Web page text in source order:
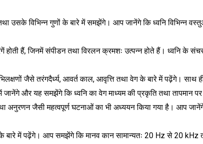
उसके विभिन्न गुणों के बारे में समझेंगे। आप जानेंगे कि ध्वनि विभिन्न
होती हैं, जिनमें संपीडन तथा विरलन क्रमशः उत्पन्न होते हैं। ध्वनि
जैसे तरंगदैर्ध्य, आवर्त काल, आवृत्ति तथा वेग के बारे में पढ़ेंगे। साथ
जानेंगे और यह समझेंगे कि ध्वनि का वेग माध्यम की प्रकृति तथा तापमान पर
अनुरणन जैसी महत्वपूर्ण घटनाओं का भी अध्ययन किया गया है। आप
बारे में पढ़ेंगे। आप समझेंगे कि मानव कान सामान्यतः 20 Hz से 20 kHz